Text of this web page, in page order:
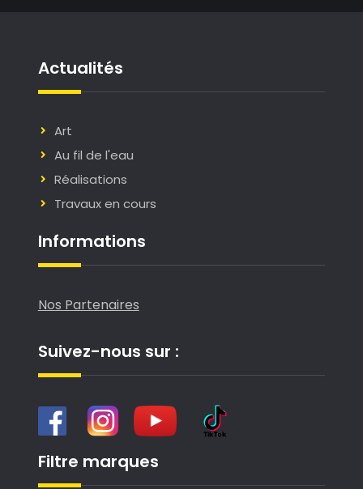
Actualités
Art
Au fil de l'eau
Réalisations
Travaux en cours
Informations
Nos Partenaires
Suivez-nous sur :
Filtre marques